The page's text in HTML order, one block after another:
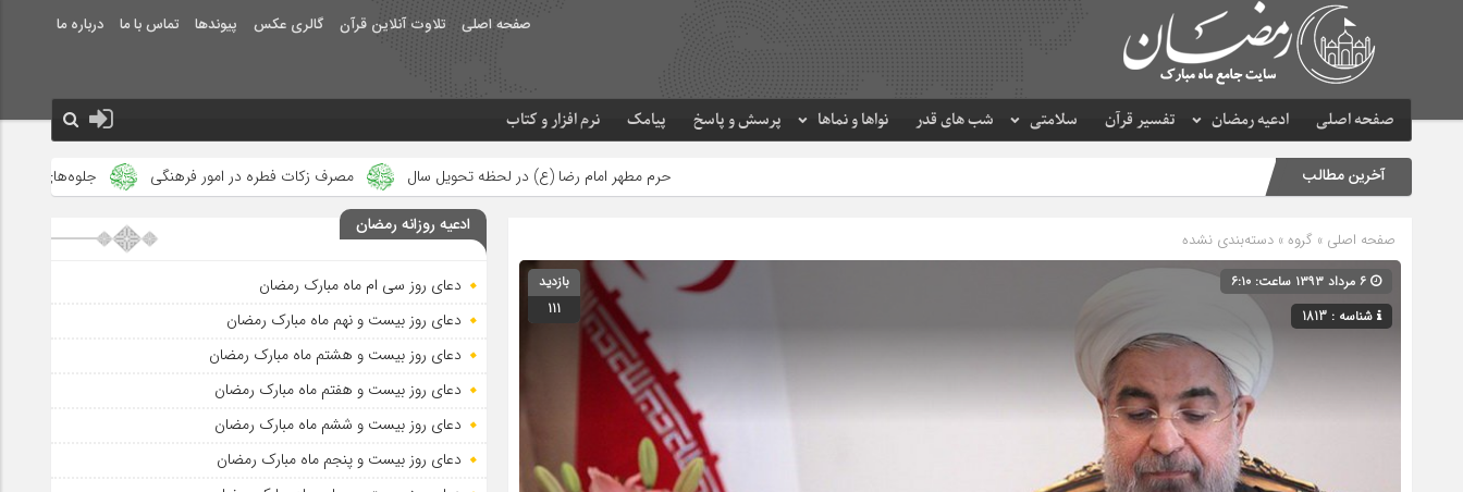
صفحه اصلی تلاوت آنلاین قرآن گالری عکس پیوندها تماس با ما درباره ما
صفحه اصلی ادعیه رمضان تفسیر قرآن سلامتی شب های قدر نواها و نماها پرسش و پاسخ پیامک نرم افزار و کتاب
آخرین مطالب حرم مطهر امام رضا (ع) در لحظه تحویل سال مصرف زکات فطره در امور فرهنگی جلوه‌های بزرگ نصرت الهی در
صفحه اصلی » گروه » دسته‌بندی نشده
شناسه : 1813
بازدید
111
ادعیه روزانه رمضان
دعای روز سی ام ماه مبارک رمضان
دعای روز بیست و نهم ماه مبارک رمضان
دعای روز بیست و هشتم ماه مبارک رمضان
دعای روز بیست و هفتم ماه مبارک رمضان
دعای روز بیست و ششم ماه مبارک رمضان
دعای روز بیست و پنجم ماه مبارک رمضان